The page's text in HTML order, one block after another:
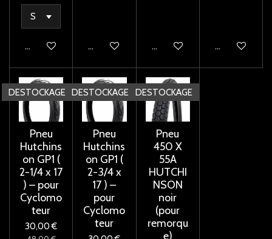
Ajouter au panierAjouter au panierAjouter au panierAjouter au
DESTOCKAGE
Pneu
Hutchins
on GP1 (
2-1/4 x 17
) – pour
Cyclomo
teur
30,00 €
DESTOCKAGE
Pneu
Hutchins
on GP1 (
2-3/4 x
17 ) –
pour
Cyclomo
teur
DESTOCKAGE
Pneu
450 X
55A
HUTCHI
NSON
noir
(pour
remorqu
e)